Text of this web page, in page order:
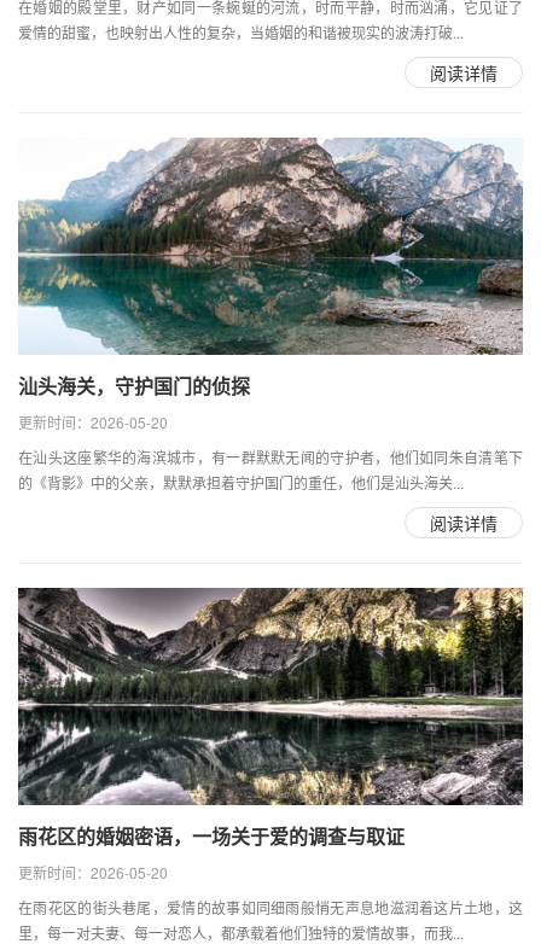
在婚姻的殿堂里，财产如同一条蜿蜒的河流，时而平静，时而汹涌，它见证了
爱情的甜蜜，也映射出人性的复杂，当婚姻的和谐被现实的波涛打破...
阅读详情
汕头海关，守护国门的侦探
更新时间：2026-05-20
在汕头这座繁华的海滨城市，有一群默默无闻的守护者，他们如同朱自清笔下
的《背影》中的父亲，默默承担着守护国门的重任，他们是汕头海关...
阅读详情
雨花区的婚姻密语，一场关于爱的调查与取证
更新时间：2026-05-20
在雨花区的街头巷尾，爱情的故事如同细雨般悄无声息地滋润着这片土地，这
里，每一对夫妻、每一对恋人，都承载着他们独特的爱情故事，而我...